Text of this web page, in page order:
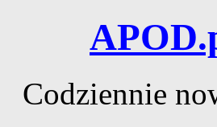
Codziennie